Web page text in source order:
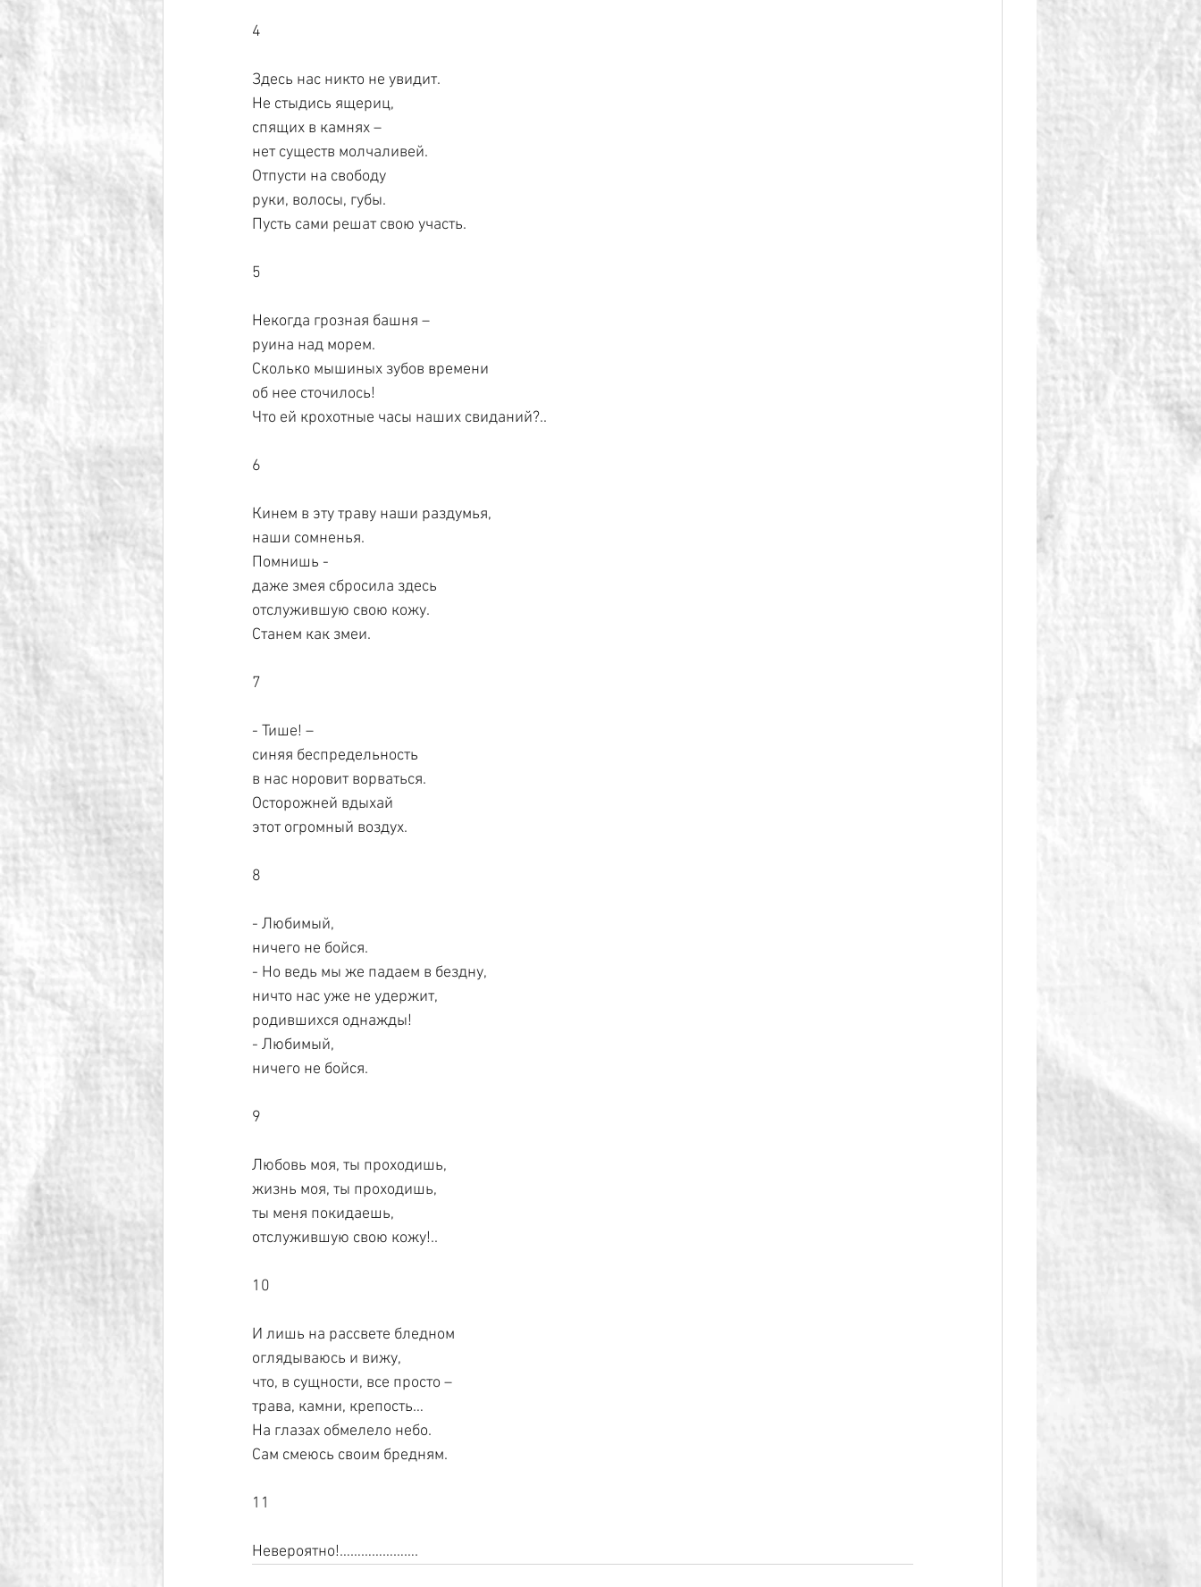
4
Здесь нас никто не увидит.
Не стыдись ящериц,
спящих в камнях –
нет существ молчаливей.
Отпусти на свободу
руки, волосы, губы.
Пусть сами решат свою участь.
5
Некогда грозная башня –
руина над морем.
Сколько мышиных зубов времени
об нее сточилось!
Что ей крохотные часы наших свиданий?..
6
Кинем в эту траву наши раздумья,
наши сомненья.
Помнишь -
даже змея сбросила здесь
отслужившую свою кожу.
Станем как змеи.
7
- Тише! –
синяя беспредельность
в нас норовит ворваться.
Осторожней вдыхай
этот огромный воздух.
8
- Любимый,
ничего не бойся.
- Но ведь мы же падаем в бездну,
ничто нас уже не удержит,
родившихся однажды!
- Любимый,
ничего не бойся.
9
Любовь моя, ты проходишь,
жизнь моя, ты проходишь,
ты меня покидаешь,
отслужившую свою кожу!..
10
И лишь на рассвете бледном
оглядываюсь и вижу,
что, в сущности, все просто –
трава, камни, крепость…
На глазах обмелело небо.
Сам смеюсь своим бредням.
11
Невероятно!………………….